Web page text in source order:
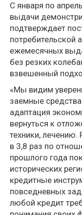
С января по
выдачи
подтверждает
потребительской
ежемесячных
без резких
взвешенный
«Мы видим
заемные
адаптация
вернуться к
техники,
в 3,8 раз по
прошлого года
исторических
кредитные
повседневных
любой кредит